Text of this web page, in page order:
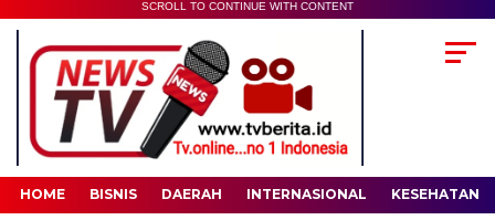
00:00
SCROLL TO CONTINUE WITH CONTENT
HOME BISNIS DAERAH INTERNASIONAL KESEHATAN